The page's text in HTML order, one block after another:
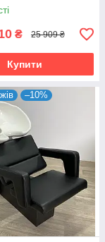
₴ 25 909 ₴
Купити
–10%